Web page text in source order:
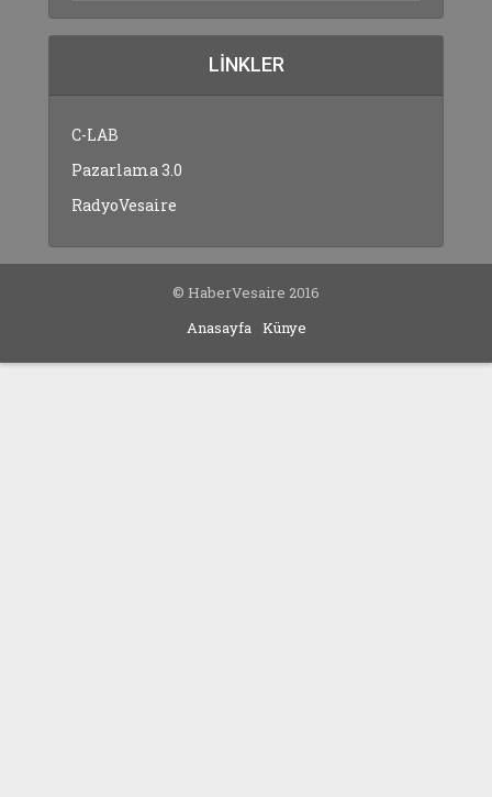
LINKLER
C-LAB
Pazarlama 3.0
RadyoVesaire
© HaberVesaire 2016
Anasayfa Künye